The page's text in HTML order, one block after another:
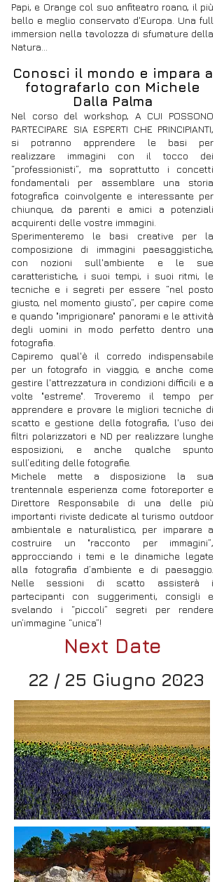
Papi, e Orange col suo anfiteatro roano, il più
bello e meglio conservato d'Europa. Una full
immersion nella tavolozza di sfumature della
Natura...
Conosci il mondo e impara a
fotografarlo con Michele
Dalla Palma
Nel corso del workshop, A CUI POSSONO
PARTECIPARE SIA ESPERTI CHE PRINCIPIANTI,
si potranno apprendere le basi per
realizzare immagini con il tocco dei
“professionisti”, ma soprattutto i concetti
fondamentali per assemblare una storia
fotografica coinvolgente e interessante per
chiunque, da parenti e amici a potenziali
acquirenti delle vostre immagini.
Sperimenteremo le basi creative per la
composizione di immagini paesaggistiche,
con nozioni sull'ambiente e le sue
caratteristiche, i suoi tempi, i suoi ritmi, le
tecniche e i segreti per essere “nel posto
giusto, nel momento giusto”, per capire come
e quando "imprigionare" panorami e le attività
degli uomini in modo perfetto dentro una
fotografia.
Capiremo qual'è il corredo indispensabile
per un fotografo in viaggio, e anche come
gestire l'attrezzatura in condizioni difficili e a
volte "estreme". Troveremo il tempo per
apprendere e provare le migliori tecniche di
scatto e gestione della fotografia, l'uso dei
filtri polarizzatori e ND per realizzare lunghe
esposizioni, e anche qualche spunto
sull’editing delle fotografie.
Michele mette a disposizione la sua
trentennale esperienza come fotoreporter e
Direttore Responsabile di una delle più
importanti riviste dedicate al turismo outdoor
ambientale e naturalistico, per imparare a
costruire un "racconto per immagini”,
approcciando i temi e le dinamiche legate
alla fotografia d’ambiente e di paesaggio.
Nelle sessioni di scatto assisterà i
partecipanti con suggerimenti, consigli e
svelando i “piccoli” segreti per rendere
un’immagine “unica”!
Next Date
22 / 25 Giugno 2023